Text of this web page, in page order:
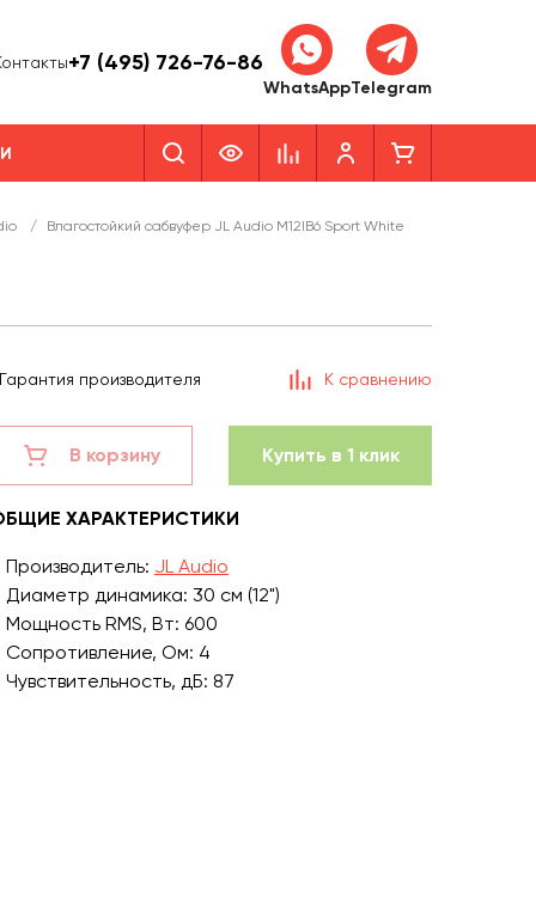
+7 (495) 726-76-86
WhatsAppTelegram
/ Влагостойкий сабвуфер JL Audio M12IB6 Sport White
Гарантия производителя К сравнению
В корзину Купить в 1 клик
ХАРАКТЕРИСТИКИ
Производитель: JL Audio
Диаметр динамика: 30 см (12")
Мощность RMS, Вт: 600
Сопротивление, Ом: 4
Чувствительность, дБ: 87